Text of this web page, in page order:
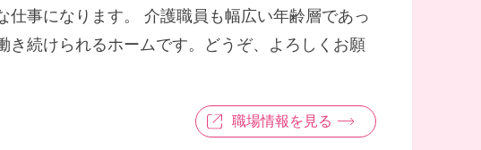
事になります。 介護職員も幅広い年齢層であっ
続けられるホームです。どうぞ、よろしくお願
職場情報を見る